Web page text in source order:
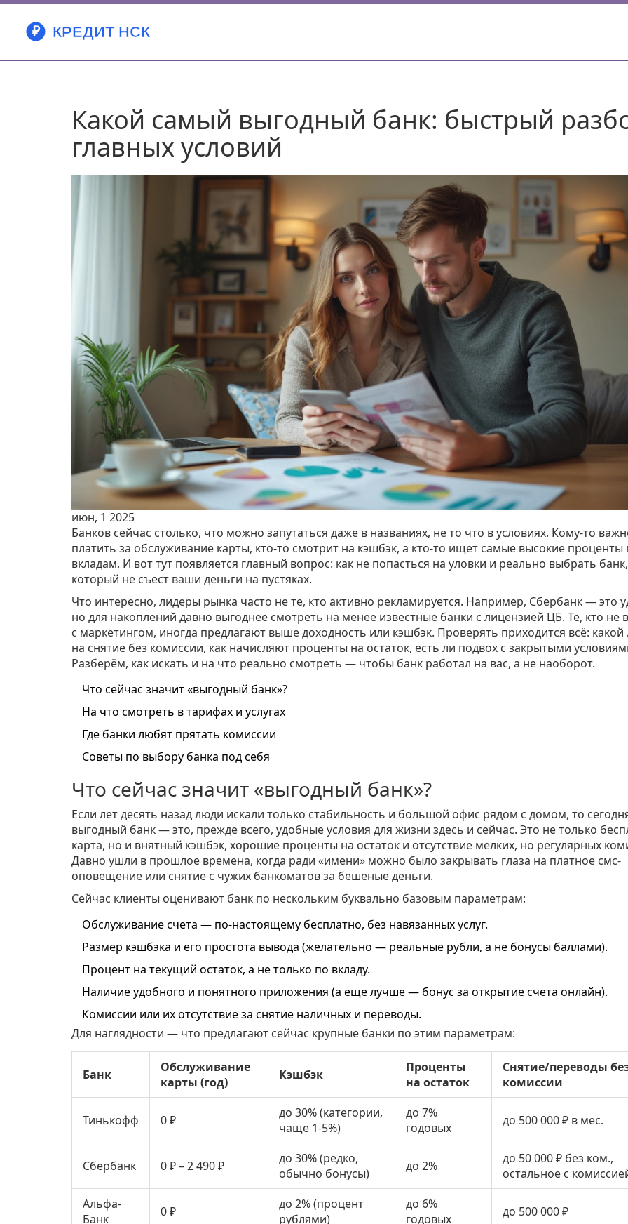
Какой самый выгодный банк: быстрый
главных условий
июн, 1 2025
Банков сейчас столько, что можно запутаться даже в названиях, не то что в условиях. Кому-то
платить за обслуживание карты, кто-то смотрит на кэшбэк, а кто-то ищет самые высокие проценты
вкладам. И вот тут появляется главный вопрос: как не попасться на уловки и реально выбрать банк,
который не съест ваши деньги на пустяках.
Что интересно, лидеры рынка часто не те, кто активно рекламируется. Например, Сбербанк — это
но для накоплений давно выгоднее смотреть на менее известные банки с лицензией ЦБ. Те, кто не
с маркетингом, иногда предлагают выше доходность или кэшбэк. Проверять приходится всё:
на снятие без комиссии, как начисляют проценты на остаток, есть ли подвох с закрытыми
Разберём, как искать и на что реально смотреть — чтобы банк работал на вас, а не наоборот.
Что сейчас значит «выгодный банк»?
На что смотреть в тарифах и услугах
Где банки любят прятать комиссии
Советы по выбору банка под себя
Что сейчас значит «выгодный банк»?
Если лет десять назад люди искали только стабильность и большой офис рядом с домом, то
выгодный банк — это, прежде всего, удобные условия для жизни здесь и сейчас. Это не только
карта, но и внятный кэшбэк, хорошие проценты на остаток и отсутствие мелких, но регулярных
Давно ушли в прошлое времена, когда ради «имени» можно было закрывать глаза на платное смс-
оповещение или снятие с чужих банкоматов за бешеные деньги.
Сейчас клиенты оценивают банк по нескольким буквально базовым параметрам:
Обслуживание счета — по-настоящему бесплатно, без навязанных услуг.
Размер кэшбэка и его простота вывода (желательно — реальные рубли, а не бонусы баллами).
Процент на текущий остаток, а не только по вкладу.
Наличие удобного и понятного приложения (а еще лучше — бонус за открытие счета онлайн).
Комиссии или их отсутствие за снятие наличных и переводы.
Для наглядности — что предлагают сейчас крупные банки по этим параметрам:
Банк
Обслуживание
карты (год)
Кэшбэк
Проценты
на остаток
Снятие/переводы
комиссии
Тинькофф 0 ₽
до 30% (категории,
чаще 1-5%)
до 7%
годовых
до 500 000 ₽ в мес.
Сбербанк 0 ₽ – 2 490 ₽
до 30% (редко,
обычно бонусы)
до 2%
до 50 000 ₽ без ком.,
остальное с
Альфа-
Банк
0 ₽
до 2% (процент
рублями)
до 6%
годовых
до 500 000 ₽